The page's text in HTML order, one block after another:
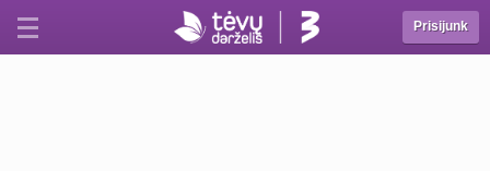
Prisijunk